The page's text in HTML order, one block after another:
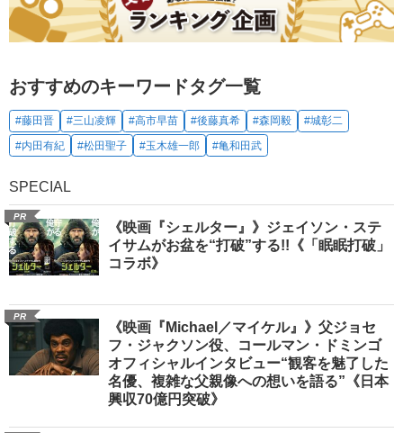
おすすめのキーワードタグ一覧
#藤田晋 #三山凌輝 #高市早苗 #後藤真希 #森岡毅
#城彰二
#内田有紀
#松田聖子 #玉木雄一郎 #亀和田武
SPECIAL
PR
《映画『シェルター』》ジェイソン・ステ
イサムがお盆を“打破”する!!《「眠眠打破」
コラボ》
PR
《映画『Michael／マイケル』》父ジョセ
フ・ジャクソン役、コールマン・ドミンゴ
オフィシャルインタビュー“観客を魅了した
名優、複雑な父親像への想いを語る”《日本
興収70億円突破》